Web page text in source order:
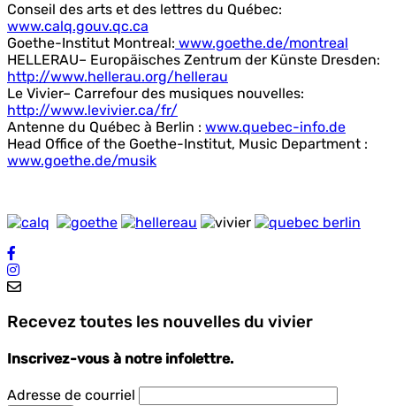
Conseil des arts et des lettres du Québec:
www.calq.gouv.qc.ca
Goethe-Institut Montreal: www.goethe.de/montreal
HELLERAU– Europäisches Zentrum der Künste Dresden:
http://www.hellerau.org/hellerau
Le Vivier– Carrefour des musiques nouvelles:
http://www.levivier.ca/fr/
Antenne du Québec à Berlin : www.quebec-info.de
Head Office of the Goethe-Institut, Music Department :
www.goethe.de/musik
Recevez toutes les nouvelles du vivier
Inscrivez-vous à notre infolettre.
Adresse de courriel